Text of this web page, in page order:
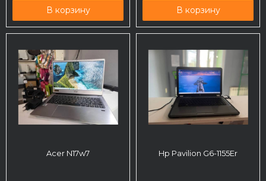
В корзину В корзину
Acer N17w7 Hp Pavilion G6-1155Er